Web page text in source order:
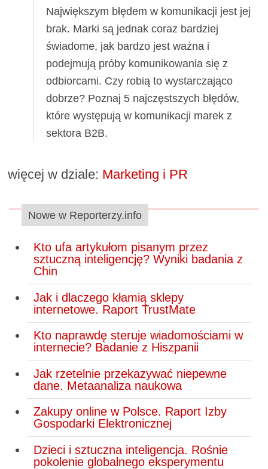
Największym błędem w komunikacji jest jej
brak. Marki są jednak coraz bardziej
świadome, jak bardzo jest ważna i
podejmują próby komunikowania się z
odbiorcami. Czy robią to wystarczająco
dobrze? Poznaj 5 najczęstszych błędów,
które występują w komunikacji marek z
sektora B2B.
więcej w dziale: Marketing i PR
Nowe w Reporterzy.info
Kto ufa artykułom pisanym przez
sztuczną inteligencję? Wyniki badania z
Chin
Jak i dlaczego kłamią sklepy
internetowe. Raport TrustMate
Kto naprawdę steruje wiadomościami w
internecie? Badanie z Hiszpanii
Jak rzetelnie przekazywać niepewne
dane. Metaanaliza naukowa
Zakupy online w Polsce. Raport Izby
Gospodarki Elektronicznej
Dzieci i sztuczna inteligencja. Rośnie
pokolenie globalnego eksperymentu